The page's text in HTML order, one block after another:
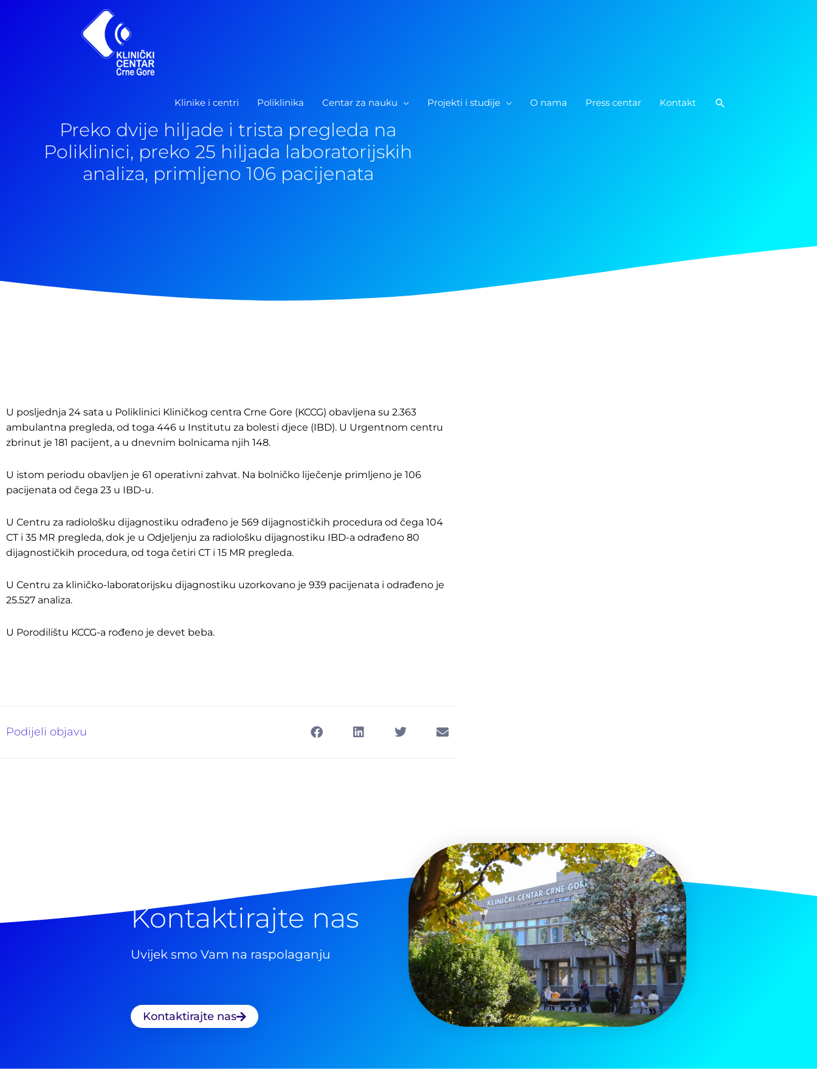
Klinike i centri Poliklinika Centar za nauku Projekti i studije O nama Press centar Kontakt Pretraga
Preko dvije hiljade i trista pregleda na
Poliklinici, preko 25 hiljada laboratorijskih
analiza, primljeno 106 pacijenata
U posljednja 24 sata u Poliklinici Kliničkog centra Crne Gore (KCCG) obavljena su 2.363
ambulantna pregleda, od toga 446 u Institutu za bolesti djece (IBD). U Urgentnom centru
zbrinut je 181 pacijent, a u dnevnim bolnicama njih 148.
U istom periodu obavljen je 61 operativni zahvat. Na bolničko liječenje primljeno je 106
pacijenata od čega 23 u IBD-u.
U Centru za radiološku dijagnostiku odrađeno je 569 dijagnostičkih procedura od čega 104
CT i 35 MR pregleda, dok je u Odjeljenju za radiološku dijagnostiku IBD-a odrađeno 80
dijagnostičkih procedura, od toga četiri CT i 15 MR pregleda.
U Centru za kliničko-laboratorijsku dijagnostiku uzorkovano je 939 pacijenata i odrađeno je
25.527 analiza.
U Porodilištu KCCG-a rođeno je devet beba.
Podijeli objavu
Kontaktirajte nas
Uvijek smo Vam na raspolaganju
Kontaktirajte nas